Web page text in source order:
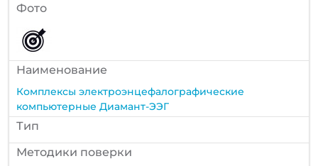
Фото
Наименование
Комплексы электроэнцефалографические
компьютерные Диамант-ЭЭГ
Тип
Методики поверки